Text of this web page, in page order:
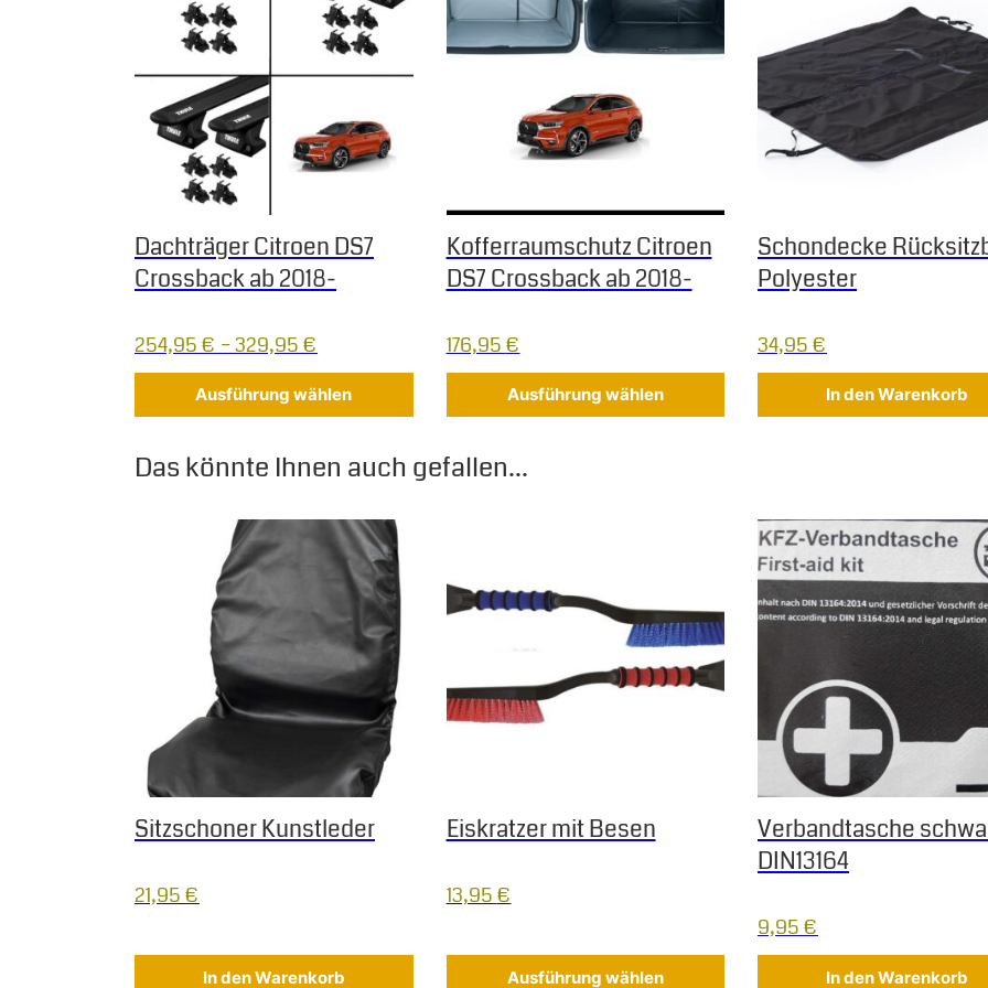
Dachträger Citroen DS7
Crossback ab 2018-
254,95€ –329,95€
Ausführung wählen
Kofferraumschutz Citroen
DS7 Crossback ab 2018-
176,95€
Ausführung wählen
Schondecke
Polyester
34,95€
In den Warenkorb
Das könnte Ihnen auch gefallen...
Sitzschoner Kunstleder
21,95€
In den Warenkorb
Eiskratzer mit Besen
13,95€
Ausführung wählen
Dieses Produkt weist mehrere Varianten auf. Die Optionen können
Verbandtasche
DIN13164
9,95€
In den Warenkorb